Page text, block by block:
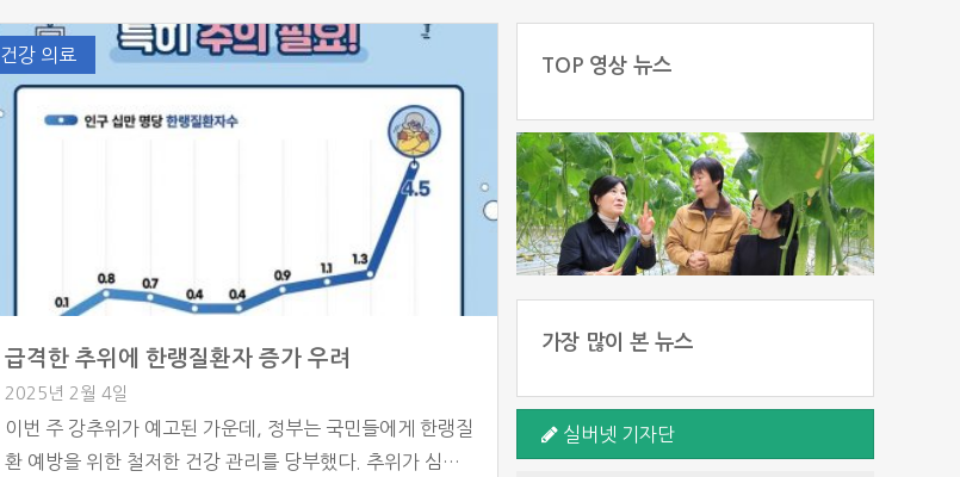
건강 의료
급격한 추위에 한랭질환자 증가 우려
2025년 2월 4일
이번 주 강추위가 예고된 가운데, 정부는 국민들에게 한랭질
환 예방을 위한 철저한 건강 관리를 당부했다. 추위가 심해
TOP 영상 뉴스
농촌에 활력 불어넣는다…
특화지구 지정·규제 완화로
경쟁력 강화
로 도약하는 한국 농업, 스
안소프트 동영상 솔루션으
구다
가장 많이 본 뉴스
실버넷 기자단